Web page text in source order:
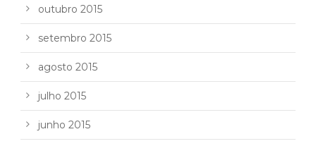
outubro 2015
setembro 2015
agosto 2015
julho 2015
junho 2015